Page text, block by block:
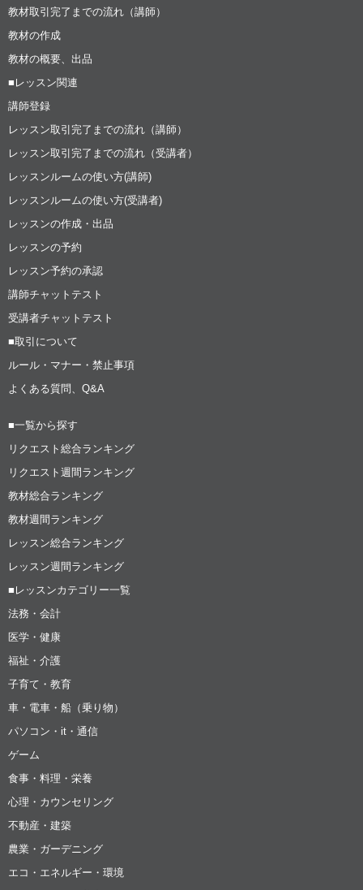
教材取引完了までの流れ（講師）
教材の作成
教材の概要、出品
■レッスン関連
講師登録
レッスン取引完了までの流れ（講師）
レッスン取引完了までの流れ（受講者）
レッスンルームの使い方(講師)
レッスンルームの使い方(受講者)
レッスンの作成・出品
レッスンの予約
レッスン予約の承認
講師チャットテスト
受講者チャットテスト
■取引について
ルール・マナー・禁止事項
よくある質問、Q&A
■一覧から探す
リクエスト総合ランキング
リクエスト週間ランキング
教材総合ランキング
教材週間ランキング
レッスン総合ランキング
レッスン週間ランキング
■レッスンカテゴリー一覧
法務・会計
医学・健康
福祉・介護
子育て・教育
車・電車・船（乗り物）
パソコン・it・通信
ゲーム
食事・料理・栄養
心理・カウンセリング
不動産・建築
農業・ガーデニング
エコ・エネルギー・環境